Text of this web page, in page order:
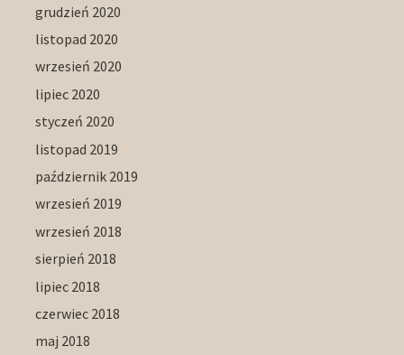
grudzień 2020
listopad 2020
wrzesień 2020
lipiec 2020
styczeń 2020
listopad 2019
październik 2019
wrzesień 2019
wrzesień 2018
sierpień 2018
lipiec 2018
czerwiec 2018
maj 2018